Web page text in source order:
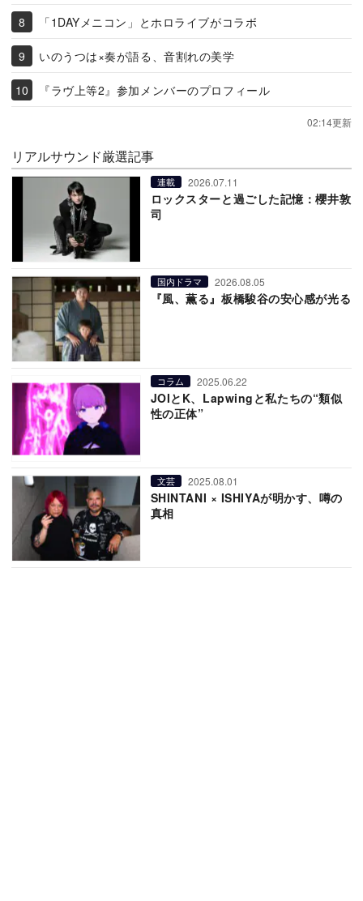
「1DAYメニコン」とホロライブがコラボ
いのうつは×奏が語る、音割れの美学
『ラヴ上等2』参加メンバーのプロフィール
02:14更新
リアルサウンド厳選記事
連載 2026.07.11
ロックスターと過ごした記憶：櫻井敦
司
国内ドラマ 2026.08.05
『風、薫る』板橋駿谷の安心感が光る
コラム 2025.06.22
JOIとK、Lapwingと私たちの“類似
性の正体”
文芸 2025.08.01
SHINTANI × ISHIYAが明かす、噂の
真相